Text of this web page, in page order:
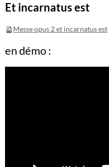
Et incarnatus est
Messe opus 2 et incarnatus est
en démo :